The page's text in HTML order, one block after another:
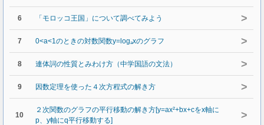
6 「モロッコ王国」について調べてみよう >
7 0<a<1のときの対数関数y=logₐxのグラフ >
8 連体詞の性質とみわけ方（中学国語の文法） >
9 因数定理を使った４次方程式の解き方 >
10
２次関数のグラフの平行移動の解き方[y=ax²+bx+cをx軸に
p、y軸にq平行移動する]
>